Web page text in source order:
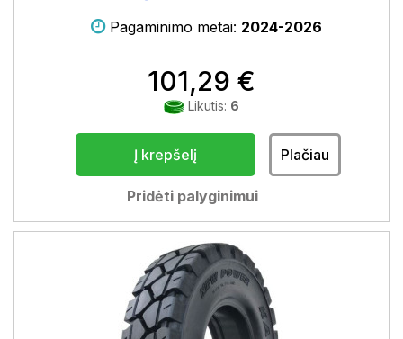
Pagaminimo metai: 2024-2026
101,29 €
Likutis: 6
Į krepšelį Plačiau
Pridėti palyginimui